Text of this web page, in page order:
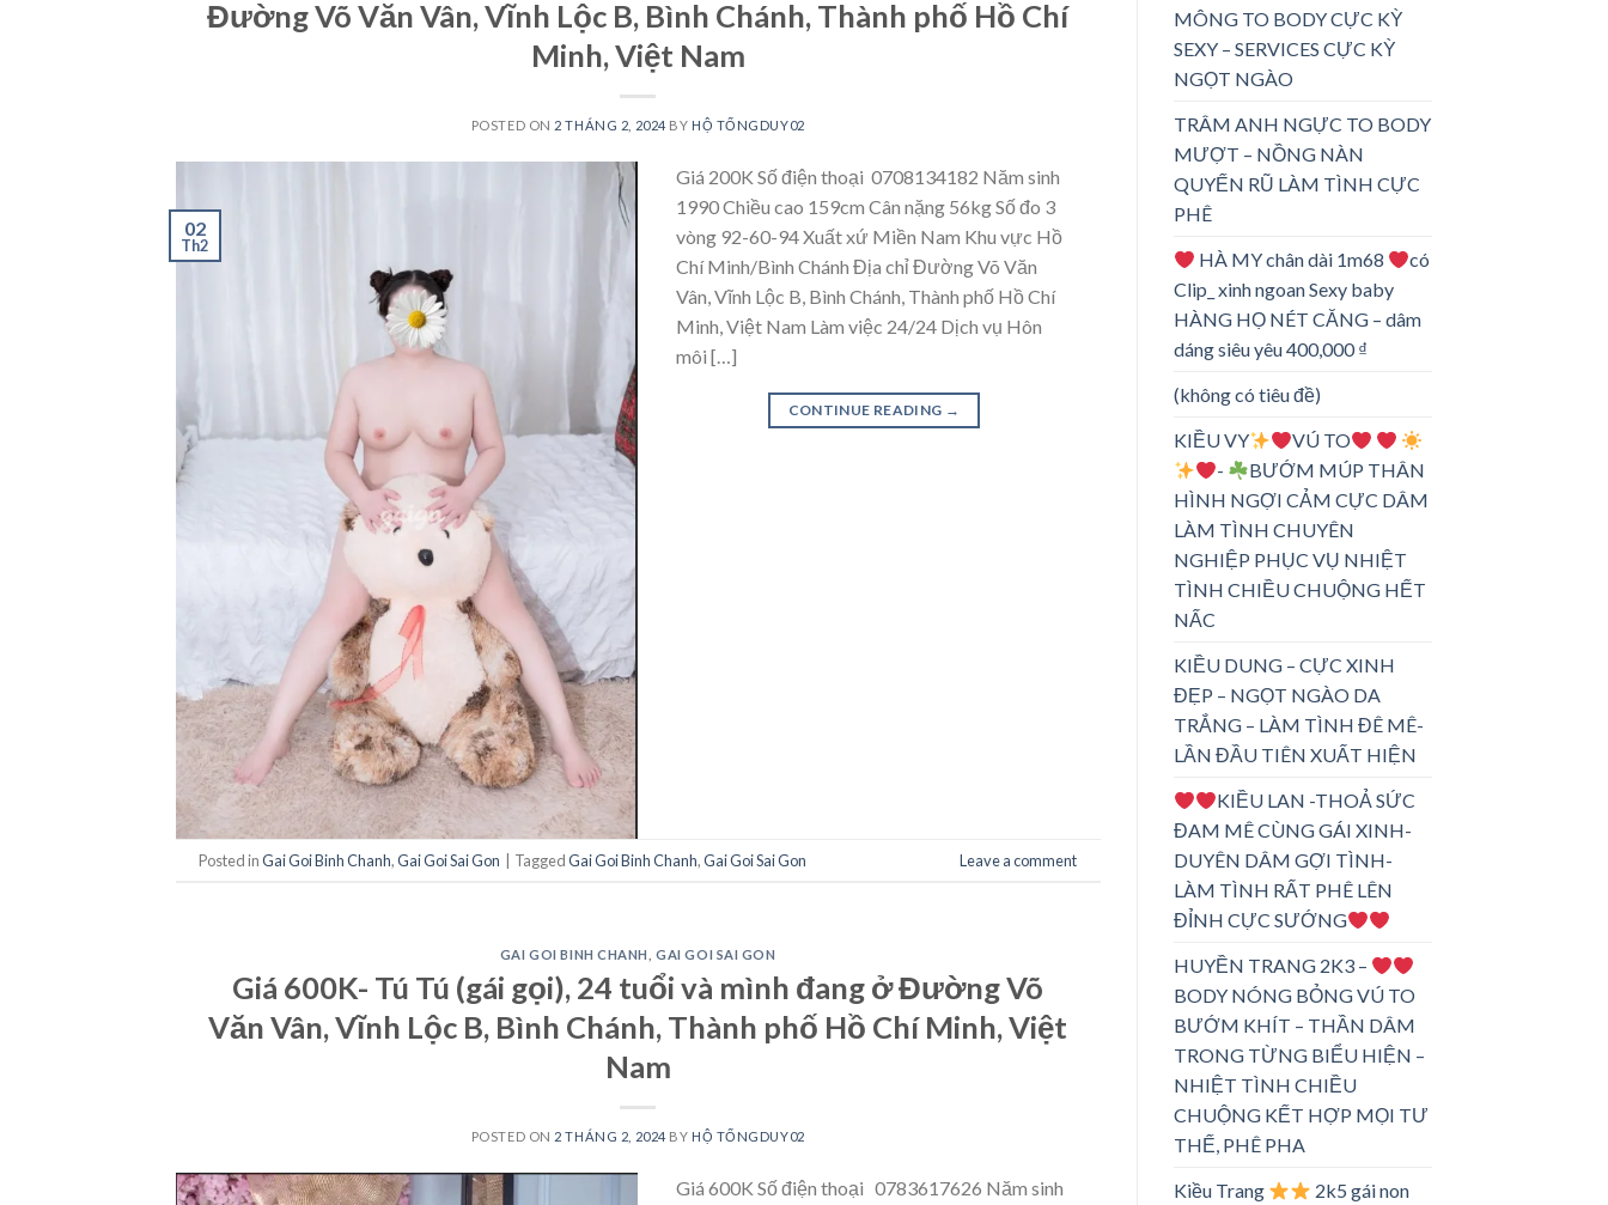
Đường Võ Văn Vân, Vĩnh Lộc B, Bình Chánh, Thành phố Hồ Chí
Minh, Việt Nam
POSTED ON 2 THÁNG 2, 2024 BY HỘ TỐNGDUY02
02
Th2
Giá 200K Số điện thoại 0708134182 Năm sinh
1990 Chiều cao 159cm Cân nặng 56kg Số đo 3
vòng 92-60-94 Xuất xứ Miền Nam Khu vực Hồ
Chí Minh/Bình Chánh Địa chỉ Đường Võ Văn
Vân, Vĩnh Lộc B, Bình Chánh, Thành phố Hồ Chí
Minh, Việt Nam Làm việc 24/24 Dịch vụ Hôn
môi […]
CONTINUE READING →
Posted inGai Goi Binh Chanh,Gai Goi Sai Gon TaggedGai Goi Binh Chanh,Gai Goi Sai Gon Leave a comment
GAI GOI BINH CHANH ,GAI GOI SAI GON
Giá 600K- Tú Tú (gái gọi), 24 tuổi và mình đang ở Đường Võ
Văn Vân, Vĩnh Lộc B, Bình Chánh, Thành phố Hồ Chí Minh, Việt
Nam
POSTED ON 2 THÁNG 2, 2024 BY HỘ TỐNGDUY02
Giá 600K Số điện thoại 0783617626 Năm sinh
MÔNG TO BODY CỰC KỲ
SEXY – SERVICES CỰC KỲ
NGỌT NGÀO
TRÂM ANH NGỰC TO BODY
MƯỢT – NỒNG NÀN
QUYẾN RŨ LÀM TÌNH CỰC
PHÊ
HÀ MY chân dài 1m68
có
Clip_ xinh ngoan Sexy baby
HÀNG HỌ NÉT CĂNG – dâm
dáng siêu yêu 400,000 ₫
(không có tiêu đề)
KIỀU VY
VÚ TO
-
BƯỚM MÚP THÂN
HÌNH NGỢI CẢM CỰC DÂM
LÀM TÌNH CHUYÊN
NGHIỆP PHỤC VỤ NHIỆT
TÌNH CHIỀU CHUỘNG HẾT
NẤC
KIỀU DUNG – CỰC XINH
ĐẸP – NGỌT NGÀO DA
TRẮNG – LÀM TÌNH ĐÊ MÊ-
LẦN ĐẦU TIÊN XUẤT HIỆN
KIỀU LAN -THOẢ SỨC
ĐAM MÊ CÙNG GÁI XINH-
DUYÊN DÂM GỢI TÌNH-
LÀM TÌNH RẤT PHÊ LÊN
ĐỈNH CỰC SƯỚNG
HUYỀN TRANG 2K3 –
BODY NÓNG BỎNG VÚ TO
BƯỚM KHÍT – THẦN DÂM
TRONG TỪNG BIỂU HIỆN –
NHIỆT TÌNH CHIỀU
CHUỘNG KẾT HỢP MỌI TƯ
THẾ, PHÊ PHA
Kiều Trang
2k5 gái non